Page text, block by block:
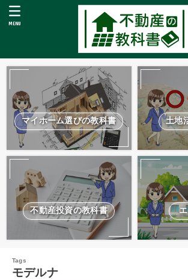
MENU
マイホーム選びの教科書 土地
不動産投資の教科書
モデルナ